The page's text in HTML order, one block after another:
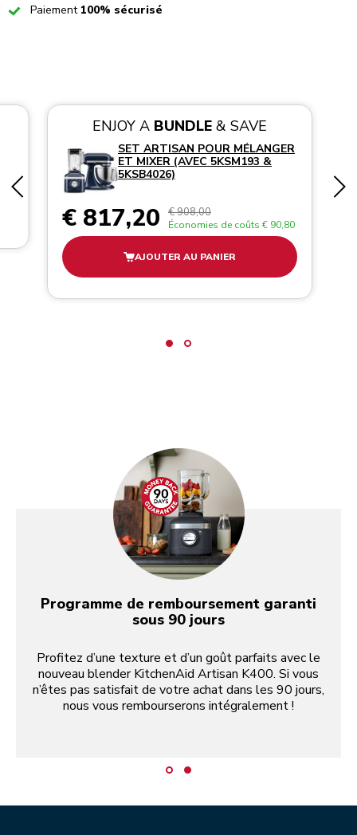
CheckedPaiement 100% sécurisé
ENJOY A BUNDLE& SAVE
SET ARTISAN POUR MÉLANGER
ET MIXER (AVEC 5KSM193 &
5KSB4026)
€ 817,20 € 908,00
Économies de coûts € 90,80
AJOUTER AU PANIER
Programme de remboursement garanti
sous 90 jours
Profitez d’une texture et d’un goût parfaits avec le
nouveau blender KitchenAid Artisan K400. Si vous
n’êtes pas satisfait de votre achat dans les 90 jours,
nous vous rembourserons intégralement !